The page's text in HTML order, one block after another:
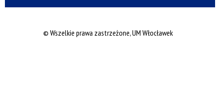
© Wszelkie prawa zastrzeżone, UM Włocławek